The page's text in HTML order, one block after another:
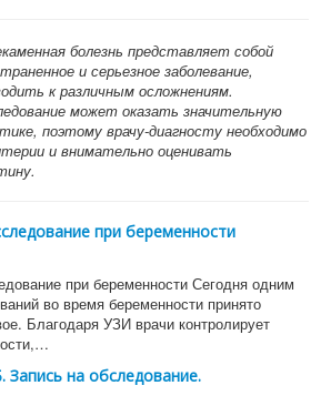
болезнь представляет собой
и серьезное заболевание,
к различным осложнениям.
может оказать значительную
поэтому врачу-диагносту необходимо
и внимательно оценивать
при беременности
при беременности Сегодня одним
во время беременности принято
Благодаря УЗИ врачи контролирует
на обследование.